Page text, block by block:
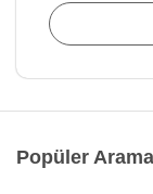
Popüler